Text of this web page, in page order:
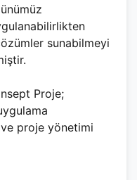
sunabilmeyi
Proje;
ve proje yönetimi